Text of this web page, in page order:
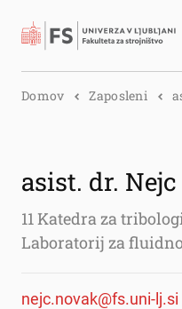
Išči
Domov Zaposleni
asist. dr.
11 Katedra za
Laboratorij za
nejc.novak@fs.uni-lj.si